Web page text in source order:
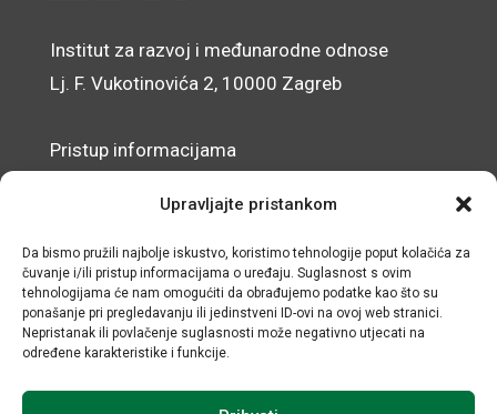
Upravljajte pristankom
Da bismo pružili najbolje iskustvo, koristimo tehnologije poput kolačića za
čuvanje i/ili pristup informacijama o uređaju. Suglasnost s ovim
tehnologijama će nam omogućiti da obrađujemo podatke kao što su
ponašanje pri pregledavanju ili jedinstveni ID-ovi na ovoj web stranici.
Nepristanak ili povlačenje suglasnosti može negativno utjecati na
određene karakteristike i funkcije.
Institut za razvoj i međunarodne odnose
Lj. F. Vukotinovića 2, 10000 Zagreb
Pristup informacijama
Izjava o pristupačnosti mrežnog sjedišta
© IRMO – Impresum
OIB: 31120185175